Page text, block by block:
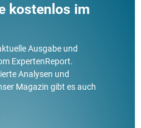
kostenlos im
Ausgabe und
ExpertenReport.
Analysen und
Magazin gibt es auch